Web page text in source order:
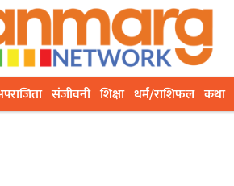
संजीवनी शिक्षा धर्म/राशिफल कथा